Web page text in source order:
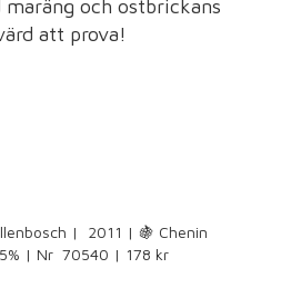
och ostbrickans
att prova!
| 2011 | 🍇 Chenin
| Nr 70540 | 178 kr